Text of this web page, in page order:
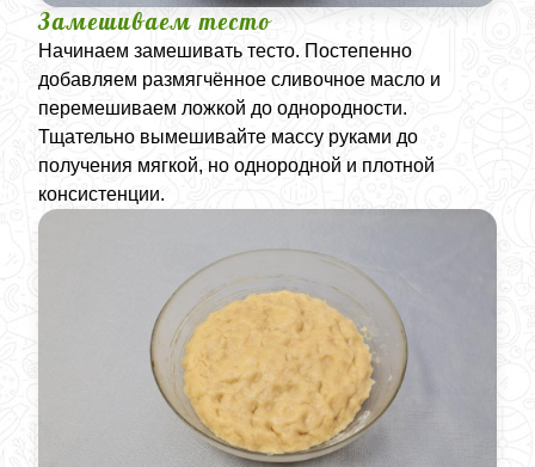
Замешиваем тесто
Начинаем замешивать тесто. Постепенно
добавляем размягчённое сливочное масло и
перемешиваем ложкой до однородности.
Тщательно вымешивайте массу руками до
получения мягкой, но однородной и плотной
консистенции.